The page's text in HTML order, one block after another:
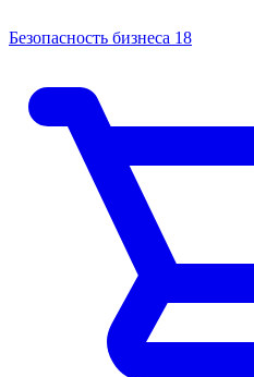
Безопасность бизнеса 18